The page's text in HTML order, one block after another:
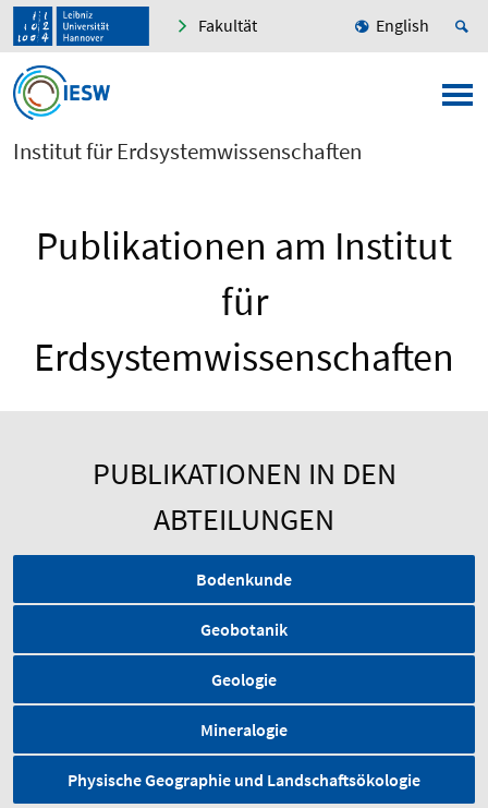
Fakultät English
Institut für Erdsystemwissenschaften
Publikationen am Institut
für
Erdsystemwissenschaften
PUBLIKATIONEN IN DEN
ABTEILUNGEN
Bodenkunde
Geobotanik
Geologie
Mineralogie
Physische Geographie und Landschaftsökologie